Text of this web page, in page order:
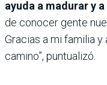
ayuda a madurar y
de conocer gente
Gracias a mi familia
camino”, puntualizó.